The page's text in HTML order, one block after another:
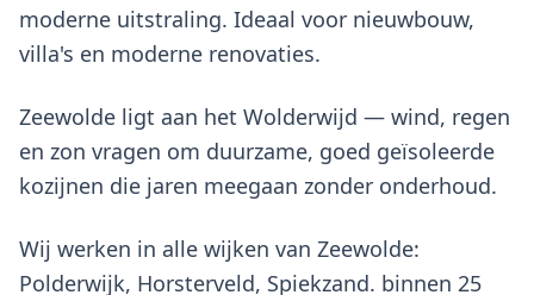
moderne uitstraling. Ideaal voor nieuwbouw,
villa's en moderne renovaties.
Zeewolde ligt aan het Wolderwijd — wind, regen
en zon vragen om duurzame, goed geïsoleerde
kozijnen die jaren meegaan zonder onderhoud.
Wij werken in alle wijken van Zeewolde:
Polderwijk, Horsterveld, Spiekzand. binnen 25